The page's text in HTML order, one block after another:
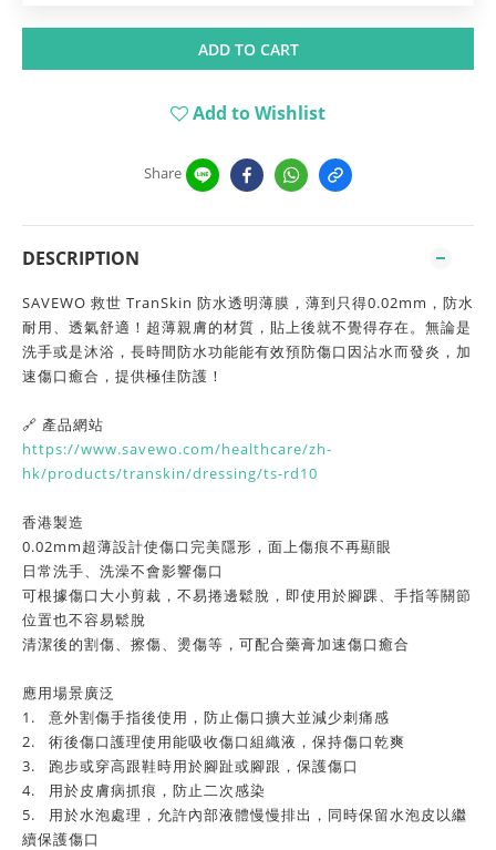
ADD TO CART
Add to Wishlist
Share
DESCRIPTION
SAVEWO 救世 TranSkin 防水透明薄膜，薄到只得0.02mm，防水
耐用、透氣舒適！超薄親膚的材質，貼上後就不覺得存在。無論是
洗手或是沐浴，長時間防水功能能有效預防傷口因沾水而發炎，加
速傷口癒合，提供極佳防護！
🔗 產品網站
https://www.savewo.com/healthcare/zh-
hk/products/transkin/dressing/ts-rd10
香港製造
0.02mm超薄設計使傷口完美隱形，面上傷痕不再顯眼
日常洗手、洗澡不會影響傷口
可根據傷口大小剪裁，不易捲邊鬆脫，即使用於腳踝、手指等關節
位置也不容易鬆脫
清潔後的割傷、擦傷、燙傷等，可配合藥膏加速傷口癒合
應用場景廣泛
1.
意外割傷手指後使用，防止傷口擴大並減少刺痛感
2.
術後傷口護理使用能吸收傷口組織液，保持傷口乾爽
3.
跑步或穿高跟鞋時用於腳趾或腳跟，保護傷口
4.
用於皮膚病抓痕，防止二次感染
5.
用於水泡處理，允許內部液體慢慢排出，同時保留水泡皮以繼
續保護傷口